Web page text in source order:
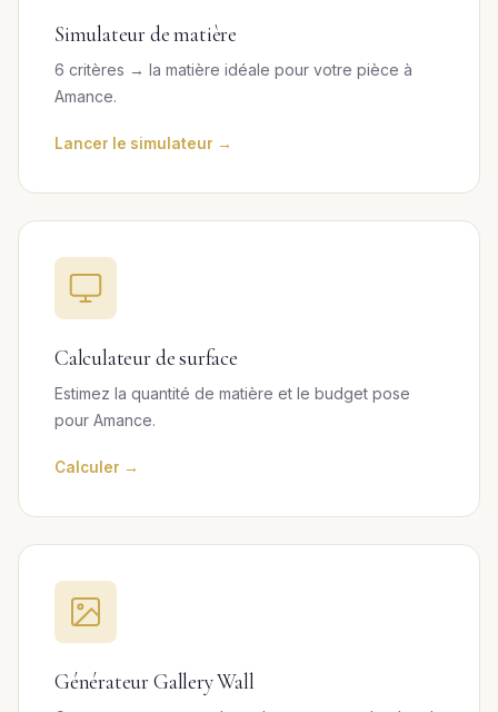
Simulateur de matière
6 critères → la matière idéale pour votre pièce à
Amance.
Lancer le simulateur →
Calculateur de surface
Estimez la quantité de matière et le budget pose
pour Amance.
Calculer →
Générateur Gallery Wall